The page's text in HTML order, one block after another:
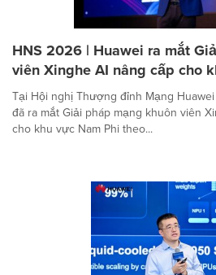
HNS 2026 | Huawei ra mắt
viên Xinghe AI nâng cấp cho
Tại Hội nghị Thượng đỉnh Mạng
đã ra mắt Giải pháp mạng khuôn viên
cho khu vực Nam Phi theo...